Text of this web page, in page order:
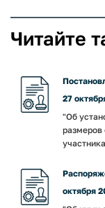
Читайте
27
"Об
размеров
октября